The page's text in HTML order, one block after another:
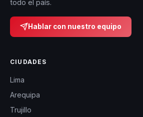
todo el país.
Hablar con nuestro equipo
CIUDADES
Lima
Arequipa
Trujillo